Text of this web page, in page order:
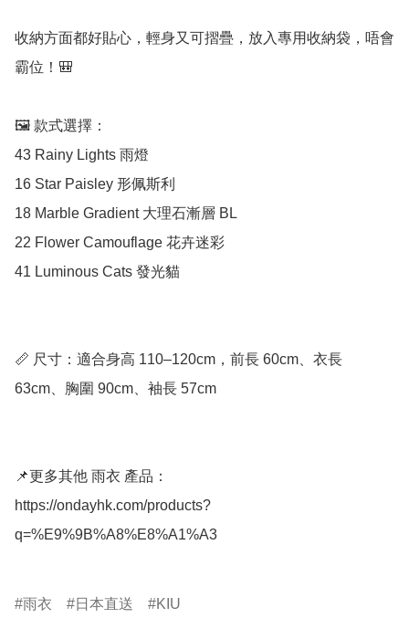
收納方面都好貼心，輕身又可摺疊，放入專用收納袋，唔會
霸位！🎒
🖼️ 款式選擇：
43 Rainy Lights 雨燈
16 Star Paisley 形佩斯利
18 Marble Gradient 大理石漸層 BL
22 Flower Camouflage 花卉迷彩
41 Luminous Cats 發光貓
📏 尺寸：適合身高 110–120cm，前長 60cm、衣長
63cm、胸圍 90cm、袖長 57cm
📌更多其他 雨衣 產品：
https://ondayhk.com/products?
q=%E9%9B%A8%E8%A1%A3
雨衣 日本直送 KIU